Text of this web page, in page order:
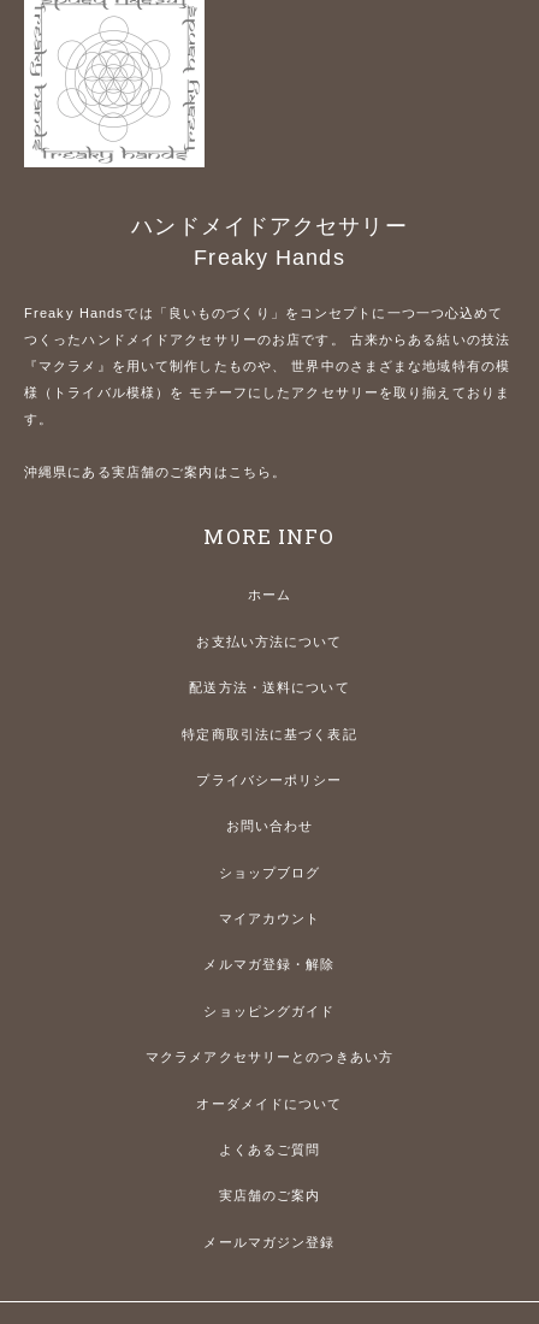
ハンドメイドアクセサリー
Freaky Hands
Freaky Handsでは「良いものづくり」をコンセプトに一つ一つ心込めて
つくったハンドメイドアクセサリーのお店です。 古来からある結いの技法
『マクラメ』を用いて制作したものや、 世界中のさまざまな地域特有の模
様（トライバル模様）を モチーフにしたアクセサリーを取り揃えておりま
す。
沖縄県にある実店舗のご案内はこちら。
MORE INFO
ホーム
お支払い方法について
配送方法・送料について
特定商取引法に基づく表記
プライバシーポリシー
お問い合わせ
ショップブログ
マイアカウント
メルマガ登録・解除
ショッピングガイド
マクラメアクセサリーとのつきあい方
オーダメイドについて
よくあるご質問
実店舗のご案内
メールマガジン登録